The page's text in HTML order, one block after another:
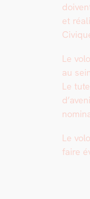
et
Le
au
Le
Le
faire